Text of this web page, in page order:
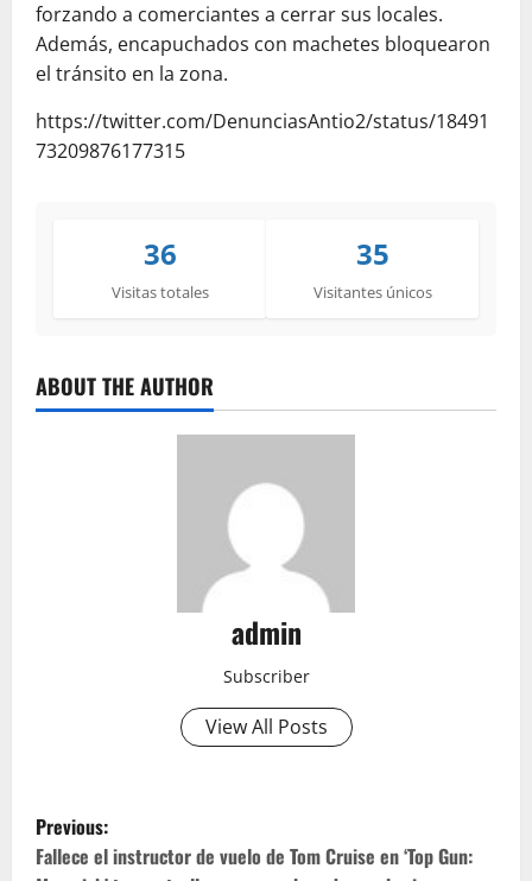
forzando a comerciantes a cerrar sus locales.
Además, encapuchados con machetes bloquearon
el tránsito en la zona.
https://twitter.com/DenunciasAntio2/status/18491
73209876177315
36
Visitas totales
35
Visitantes únicos
ABOUT THE AUTHOR
admin
Subscriber
View All Posts
P
o
Previous:
Fallece el instructor de vuelo de Tom Cruise en ‘Top Gun: